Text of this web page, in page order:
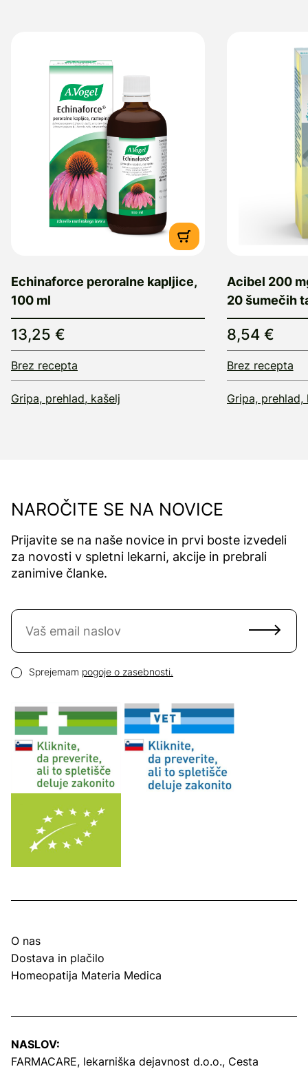
Echinaforce peroralne kapljice,
100 ml
13,25 €
Brez recepta
Gripa, prehlad, kašelj
Acibel 200
20 šumečih
8,54 €
Brez recepta
Gripa, prehlad,
NAROČITE SE NA NOVICE
Prijavite se na naše novice in prvi boste izvedeli
za novosti v spletni lekarni, akcije in prebrali
zanimive članke.
Naročite se na novice
Pogoji zasebnosti
Sprejemam pogoje o zasebnosti.
O nas
Dostava in plačilo
Homeopatija Materia Medica
NASLOV:
FARMACARE, lekarniška dejavnost d.o.o., Cesta